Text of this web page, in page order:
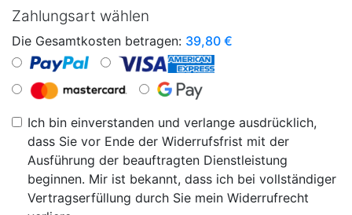
Zahlungsart wählen
Die Gesamtkosten betragen: 39,80 €
Ich bin einverstanden und verlange ausdrücklich,
dass Sie vor Ende der Widerrufsfrist mit der
Ausführung der beauftragten Dienstleistung
beginnen. Mir ist bekannt, dass ich bei vollständiger
Vertragserfüllung durch Sie mein Widerrufrecht